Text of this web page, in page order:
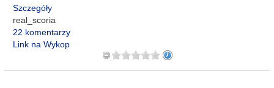
Szczegóły
real_scoria
22 komentarzy
Link na Wykop